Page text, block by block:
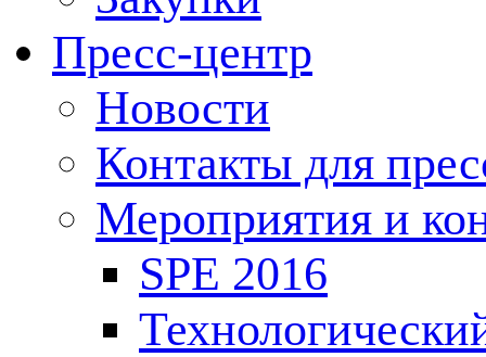
Пресс-центр
Новости
Контакты для
Мероприятия и
SPE 2016